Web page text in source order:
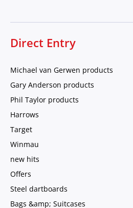
Direct Entry
Michael van Gerwen products
Gary Anderson products
Phil Taylor products
Harrows
Target
Winmau
new hits
Offers
Steel dartboards
Bags &amp; Suitcases